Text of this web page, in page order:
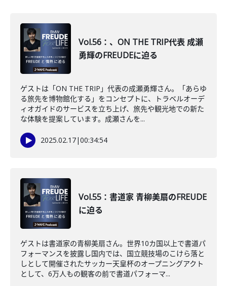
Vol.56：、ON THE TRIP代表 成瀬
勇輝のFREUDEに迫る
ゲストは「ON THE TRIP」代表の成瀬勇輝さん。「あらゆ
る旅先を博物館化する」をコンセプトに、トラベルオーデ
ィオガイドのサービスを立ち上げ、旅先や観光地での新た
な体験を提案しています。成瀬さんを...
2025.02.17|00:34:54
Vol.55：書道家 青柳美扇のFREUDE
に迫る
ゲストは書道家の青柳美扇さん。世界10カ国以上で書道パ
フォーマンスを披露し国内では、国立競技場のこけら落と
しとして開催されたサッカー天皇杯のオープニングアクト
として、6万人もの観客の前で書道パフォーマ...